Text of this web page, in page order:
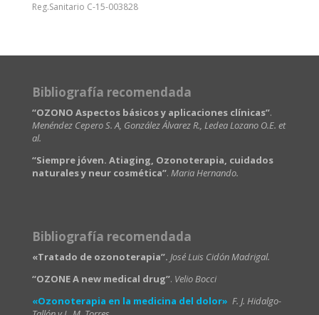
Reg.Sanitario C-15-003828
Bibliografía recomendada
“OZONO Aspectos básicos y aplicaciones clínicas”.
Menéndez Cepero S. A, González Álvarez R., Ledea Lozano O.E. et
al.
“Siempre jóven. Atiaging, Ozonoterapia, cuidados
naturales y neur cosmética”. Maria Hernando.
Bibliografía recomendada
«Tratado de ozonoterapia”. José Luis Cidón Madrigal.
“OZONE A new medical drug”. Velio Bocci
«Ozonoterapia en la medicina del dolor» F. J. Hidalgo-